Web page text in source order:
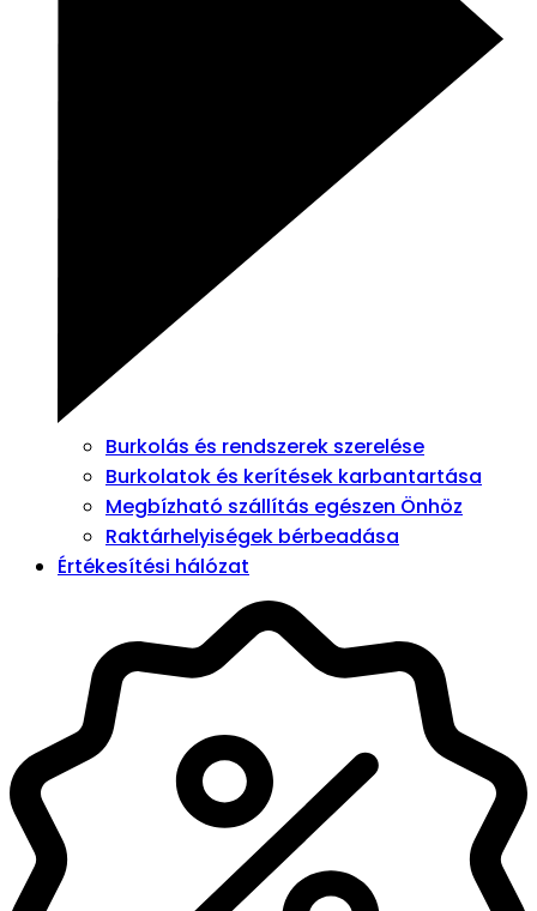
Burkolás és rendszerek szerelése
Burkolatok és kerítések karbantartása
Megbízható szállítás egészen Önhöz
Raktárhelyiségek bérbeadása
Értékesítési hálózat